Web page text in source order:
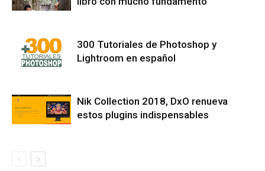
300 Tutoriales de Photoshop y
Lightroom en español
Nik Collection 2018, DxO renueva
estos plugins indispensables